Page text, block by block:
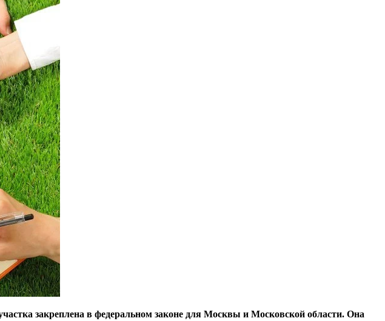
закреплена в федеральном законе для Москвы и Московской области. Она